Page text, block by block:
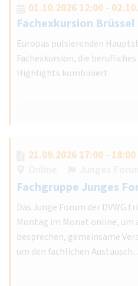
01.10.2026 12:00 -
Fachexkursion Brüssel
Europas pulsierenden
Fachexkursion, die
Highlights kombiniert
21.09.2026 17:00 - 18:00
Fachgruppe Junges
Das Junge Forum der DVWG
Montag im Monat online, um
besprechen, gemeinsame
um den fachlichen